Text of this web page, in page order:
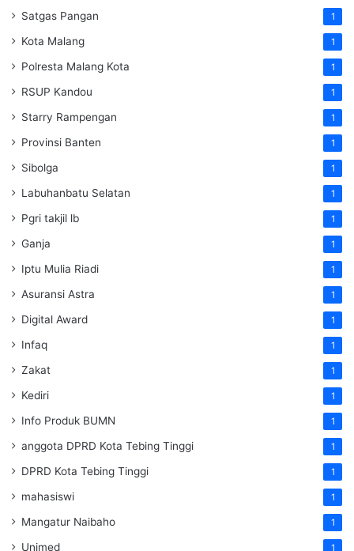
Satgas Pangan 1
Kota Malang 1
Polresta Malang Kota 1
RSUP Kandou 1
Starry Rampengan 1
Provinsi Banten 1
Sibolga 1
Labuhanbatu Selatan 1
Pgri takjil lb 1
Ganja 1
Iptu Mulia Riadi 1
Asuransi Astra 1
Digital Award 1
Infaq 1
Zakat 1
Kediri 1
Info Produk BUMN 1
anggota DPRD Kota Tebing Tinggi 1
DPRD Kota Tebing Tinggi 1
mahasiswi 1
Mangatur Naibaho 1
Unimed 1